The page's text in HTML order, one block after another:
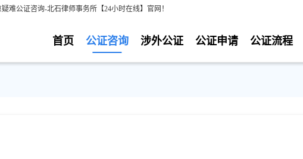
难公证咨询-北石律师事务所【24小时在线】官网！
公证流程
公证申请
涉外公证
公证咨询
首页